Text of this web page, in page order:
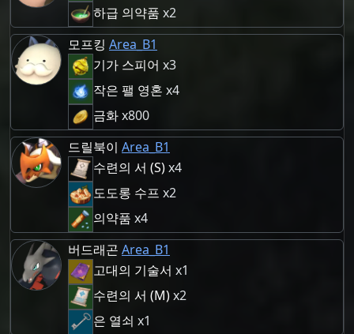
하급 의약품 x2
모프킹 Area_B1
기가 스피어 x3
작은 팰 영혼 x4
금화x800
드릴북이 Area_B1
수련의 서 (S)x4
도도롱 수프 x2
의약품 x4
버드래곤 Area_B1
고대의 기술서 x1
수련의 서 (M)x2
은 열쇠 x1